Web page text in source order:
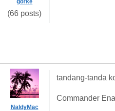
gorke
(66 posts)
NaldyMac
tandang-tanda
Commander